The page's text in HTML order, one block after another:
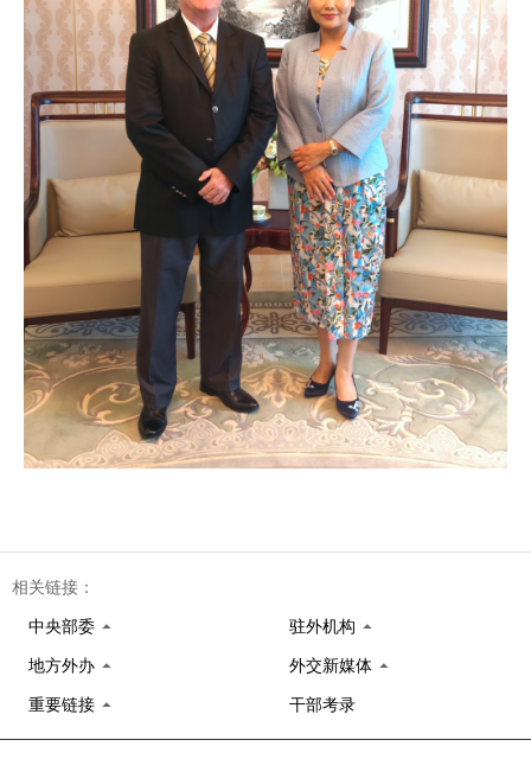
相关链接：
中央部委 驻外机构
地方外办 外交新媒体
重要链接 干部考录